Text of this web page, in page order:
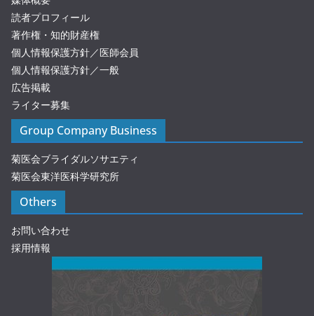
読者プロフィール
著作権・知的財産権
個人情報保護方針／医師会員
個人情報保護方針／一般
広告掲載
ライター募集
Group Company Business
菊医会ブライダルソサエティ
菊医会東洋医科学研究所
Others
お問い合わせ
採用情報